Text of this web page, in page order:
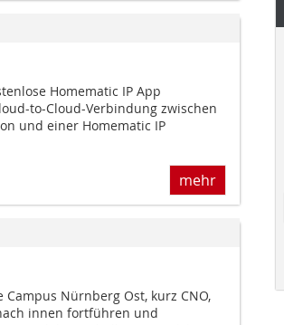
Homematic IP App
to-Cloud-Verbindung zwischen
und einer Homematic IP
mehr
Nürnberg Ost, kurz CNO,
innen fortführen und